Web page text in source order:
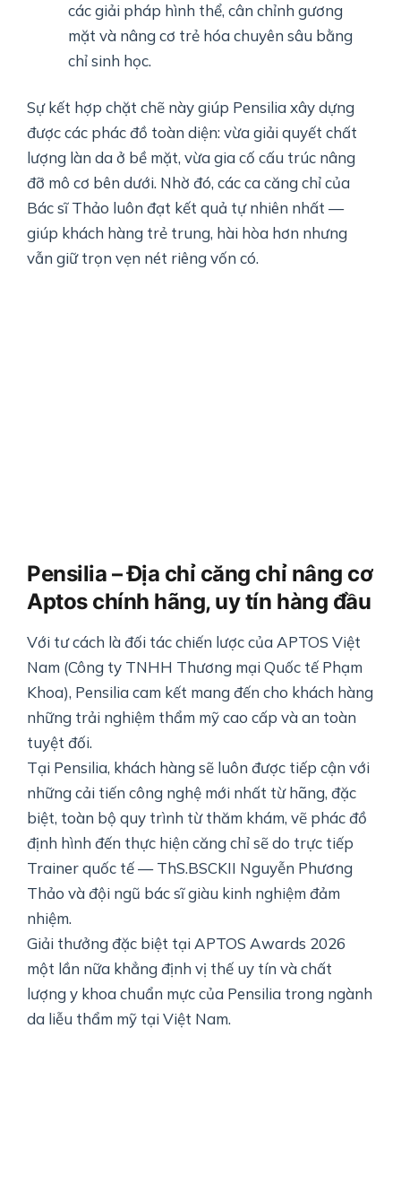
các giải pháp hình thể, cân chỉnh gương
mặt và nâng cơ trẻ hóa chuyên sâu bằng
chỉ sinh học.
Sự kết hợp chặt chẽ này giúp Pensilia xây dựng
được các phác đồ toàn diện: vừa giải quyết chất
lượng làn da ở bề mặt, vừa gia cố cấu trúc nâng
đỡ mô cơ bên dưới. Nhờ đó, các ca căng chỉ của
Bác sĩ Thảo luôn đạt kết quả tự nhiên nhất —
giúp khách hàng trẻ trung, hài hòa hơn nhưng
vẫn giữ trọn vẹn nét riêng vốn có.
Pensilia – Địa chỉ căng chỉ nâng cơ
Aptos chính hãng, uy tín hàng đầu
Với tư cách là đối tác chiến lược của APTOS Việt
Nam (Công ty TNHH Thương mại Quốc tế Phạm
Khoa), Pensilia cam kết mang đến cho khách hàng
những trải nghiệm thẩm mỹ cao cấp và an toàn
tuyệt đối.
Tại Pensilia, khách hàng sẽ luôn được tiếp cận với
những cải tiến công nghệ mới nhất từ hãng, đặc
biệt, toàn bộ quy trình từ thăm khám, vẽ phác đồ
định hình đến thực hiện căng chỉ sẽ do trực tiếp
Trainer quốc tế — ThS.BSCKII Nguyễn Phương
Thảo và đội ngũ bác sĩ giàu kinh nghiệm đảm
nhiệm.
Giải thưởng đặc biệt tại APTOS Awards 2026
một lần nữa khẳng định vị thế uy tín và chất
lượng y khoa chuẩn mực của Pensilia trong ngành
da liễu thẩm mỹ tại Việt Nam.